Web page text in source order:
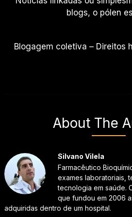
blogs, o pólen
Blogagem coletiva – Direitos
About The
Silvano Vilela
Farmacêutico
exames laboratoriais,
tecnologia em saúde.
que fundou em 2006
adquiridas dentro de um hospital.